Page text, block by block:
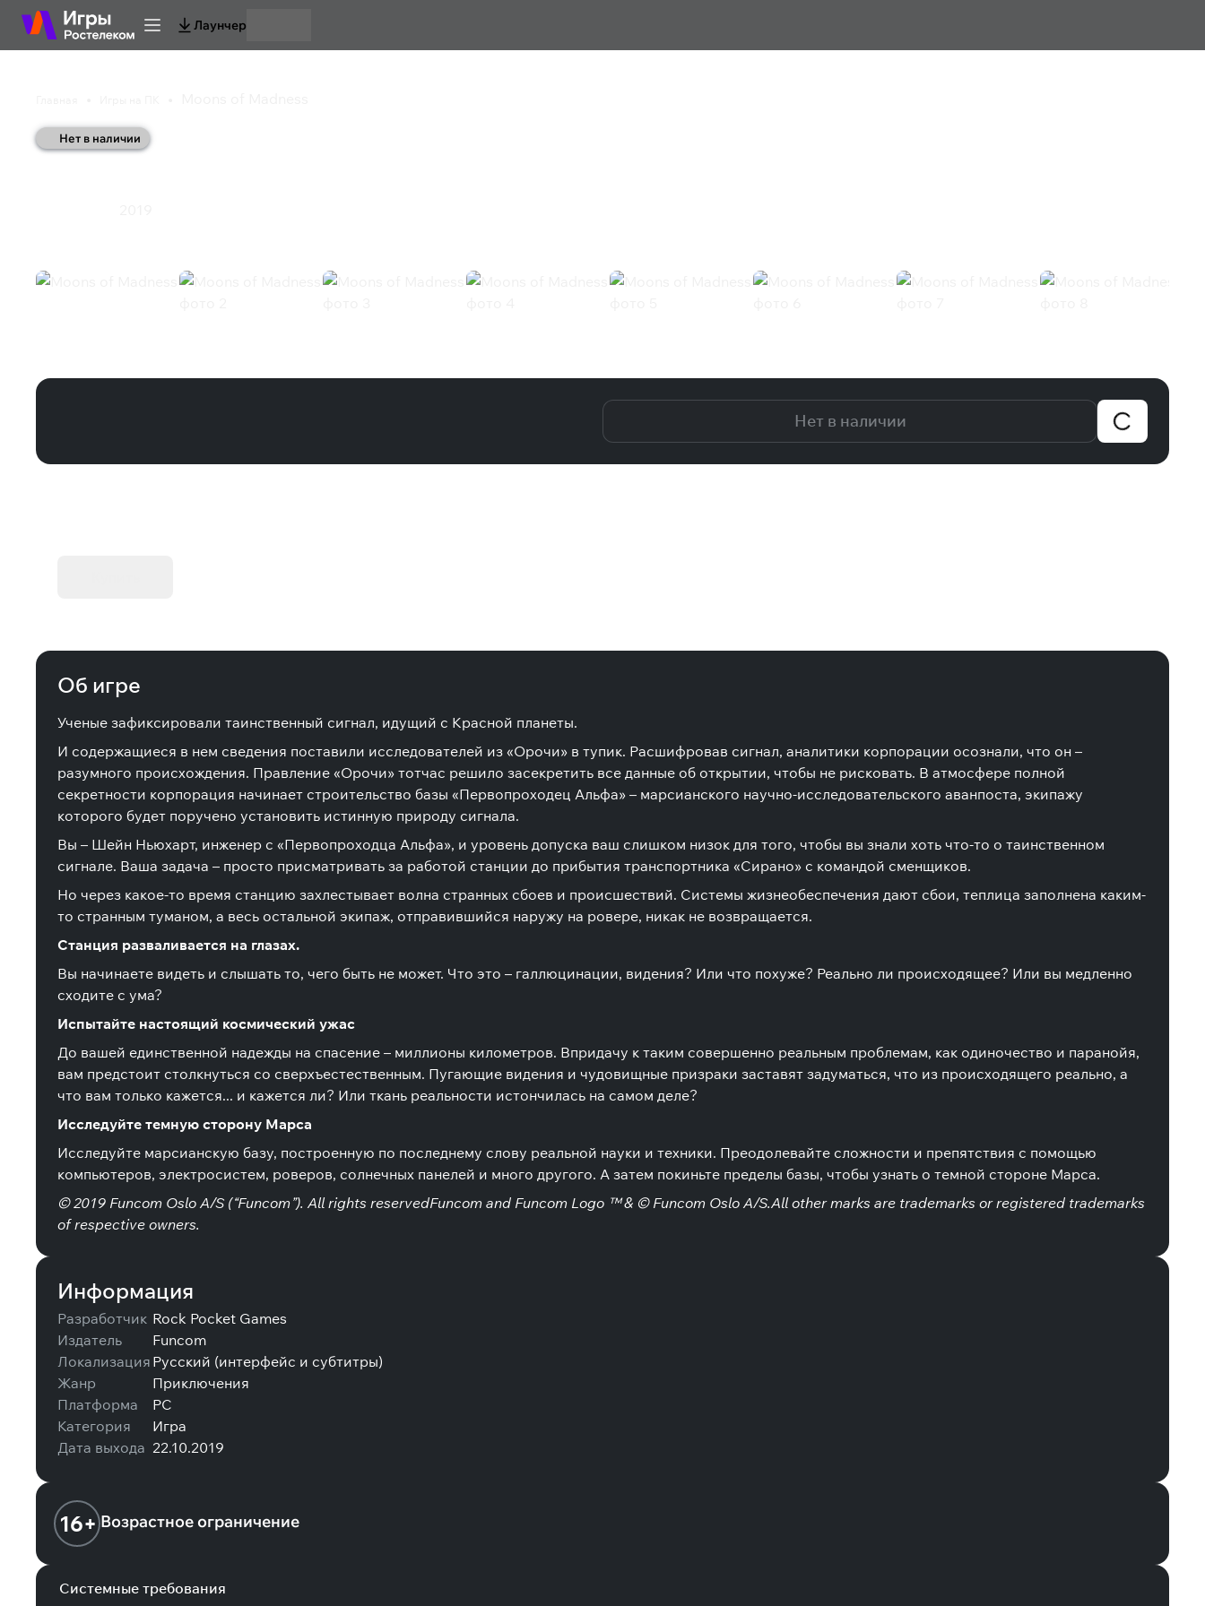
Лаунчер
Нет в наличии
Нет в наличии
Об игре
Ученые зафиксировали таинственный сигнал, идущий с Красной планеты.
И содержащиеся в нем сведения поставили исследователей из «Орочи» в тупик. Расшифровав сигнал, аналитики корпорации осознали, что он –
разумного происхождения. Правление «Орочи» тотчас решило засекретить все данные об открытии, чтобы не рисковать. В атмосфере полной
секретности корпорация начинает строительство базы «Первопроходец Альфа» – марсианского научно-исследовательского аванпоста, экипажу
которого будет поручено установить истинную природу сигнала.
Вы – Шейн Ньюхарт, инженер с «Первопроходца Альфа», и уровень допуска ваш слишком низок для того, чтобы вы знали хоть что-то о таинственном
сигнале. Ваша задача – просто присматривать за работой станции до прибытия транспортника «Сирано» с командой сменщиков.
Но через какое-то время станцию захлестывает волна странных сбоев и происшествий. Системы жизнеобеспечения дают сбои, теплица заполнена каким-
то странным туманом, а весь остальной экипаж, отправившийся наружу на ровере, никак не возвращается.
Станция разваливается на глазах.
Вы начинаете видеть и слышать то, чего быть не может. Что это – галлюцинации, видения? Или что похуже? Реально ли происходящее? Или вы медленно
сходите с ума?
Испытайте настоящий космический ужас
До вашей единственной надежды на спасение – миллионы километров. Впридачу к таким совершенно реальным проблемам, как одиночество и паранойя,
вам предстоит столкнуться со сверхъестественным. Пугающие видения и чудовищные призраки заставят задуматься, что из происходящего реально, а
что вам только кажется... и кажется ли? Или ткань реальности истончилась на самом деле?
Исследуйте темную сторону Марса
Исследуйте марсианскую базу, построенную по последнему слову реальной науки и техники. Преодолевайте сложности и препятствия с помощью
компьютеров, электросистем, роверов, солнечных панелей и много другого. А затем покиньте пределы базы, чтобы узнать о темной стороне Марса.
© 2019 Funcom Oslo A/S (“Funcom”). All rights reservedFuncom and Funcom Logo ™ & © Funcom Oslo A/S.All other marks are trademarks or registered trademarks
of respective owners.
Информация
Разработчик Rock Pocket Games
Издатель
Funcom
Локализация Русский (интерфейс и субтитры)
Жанр
Приключения
Платформа
PC
Категория
Игра
Дата выхода 22.10.2019
16+ Возрастное ограничение
Системные требования